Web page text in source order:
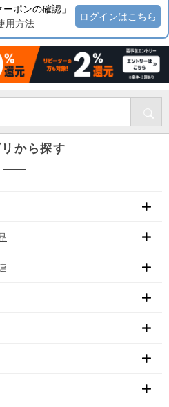
ポンの確認」
用方法
ログインはこちら
から探す